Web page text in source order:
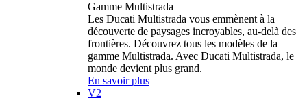
Gamme Multistrada
Les Ducati Multistrada vous emmènent à la
découverte de paysages incroyables, au-delà des
frontières. Découvrez tous les modèles de la
gamme Multistrada. Avec Ducati Multistrada, le
monde devient plus grand.
En savoir plus
V2